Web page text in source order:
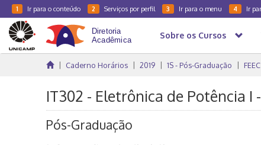
1 Ir para o conteúdo 2 Serviços por perfil 3 Ir para o menu 4 Ir
Sobre os Cursos
Caderno Horários 2019 1S - Pós-Graduação FEEC
IT302 - Eletrônica de Potência I
Pós-Graduação